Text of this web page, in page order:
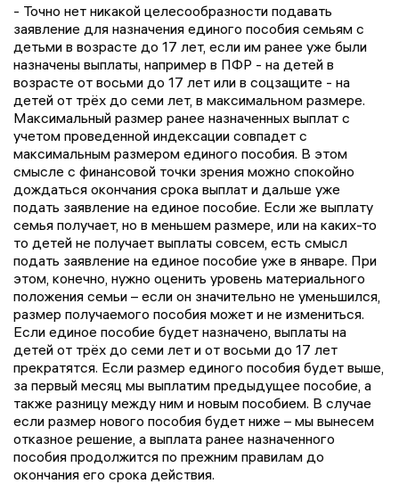
- Точно нет никакой целесообразности подавать
заявление для назначения единого пособия семьям с
детьми в возрасте до 17 лет, если им ранее уже были
назначены выплаты, например в ПФР - на детей в
возрасте от восьми до 17 лет или в соцзащите - на
детей от трёх до семи лет, в максимальном размере.
Максимальный размер ранее назначенных выплат с
учетом проведенной индексации совпадет с
максимальным размером единого пособия. В этом
смысле с финансовой точки зрения можно спокойно
дождаться окончания срока выплат и дальше уже
подать заявление на единое пособие. Если же выплату
семья получает, но в меньшем размере, или на каких-то
то детей не получает выплаты совсем, есть смысл
подать заявление на единое пособие уже в январе. При
этом, конечно, нужно оценить уровень материального
положения семьи – если он значительно не уменьшился,
размер получаемого пособия может и не измениться.
Если единое пособие будет назначено, выплаты на
детей от трёх до семи лет и от восьми до 17 лет
прекратятся. Если размер единого пособия будет выше,
за первый месяц мы выплатим предыдущее пособие, а
также разницу между ним и новым пособием. В случае
если размер нового пособия будет ниже – мы вынесем
отказное решение, а выплата ранее назначенного
пособия продолжится по прежним правилам до
окончания его срока действия.